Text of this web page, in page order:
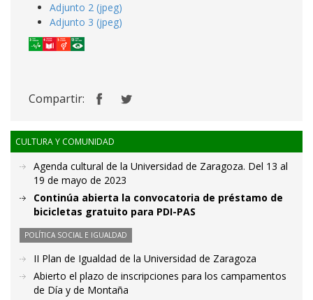
Adjunto 2 (jpeg)
Adjunto 3 (jpeg)
Compartir:
CULTURA Y COMUNIDAD
Agenda cultural de la Universidad de Zaragoza. Del 13 al
19 de mayo de 2023
Continúa abierta la convocatoria de préstamo de
bicicletas gratuito para PDI-PAS
POLÍTICA SOCIAL E IGUALDAD
II Plan de Igualdad de la Universidad de Zaragoza
Abierto el plazo de inscripciones para los campamentos
de Día y de Montaña